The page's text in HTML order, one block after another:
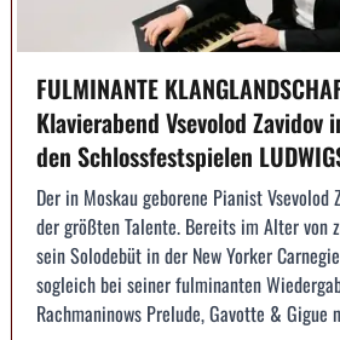
FULMINANTE
Klavierabend Vsevolod Zavidov
den Schlossfestspielen
Der in Moskau geborene Pianist
der größten Talente. Bereits im Alter von
sein Solodebüt in der New Yorker
sogleich bei seiner fulminanten
Rachmaninows Prelude, Gavotte & Gigue